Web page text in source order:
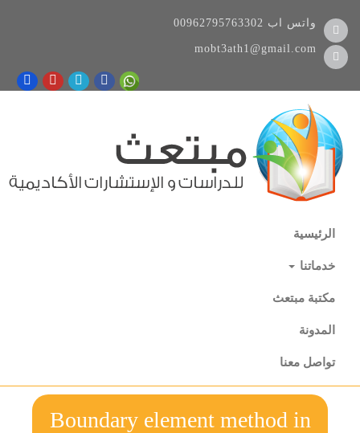
00962795763302 واتس اب
mobt3ath1@gmail.com
الرئيسية
خدماتنا
مكتبة مبتعث
المدونة
تواصل معنا
Boundary element method in